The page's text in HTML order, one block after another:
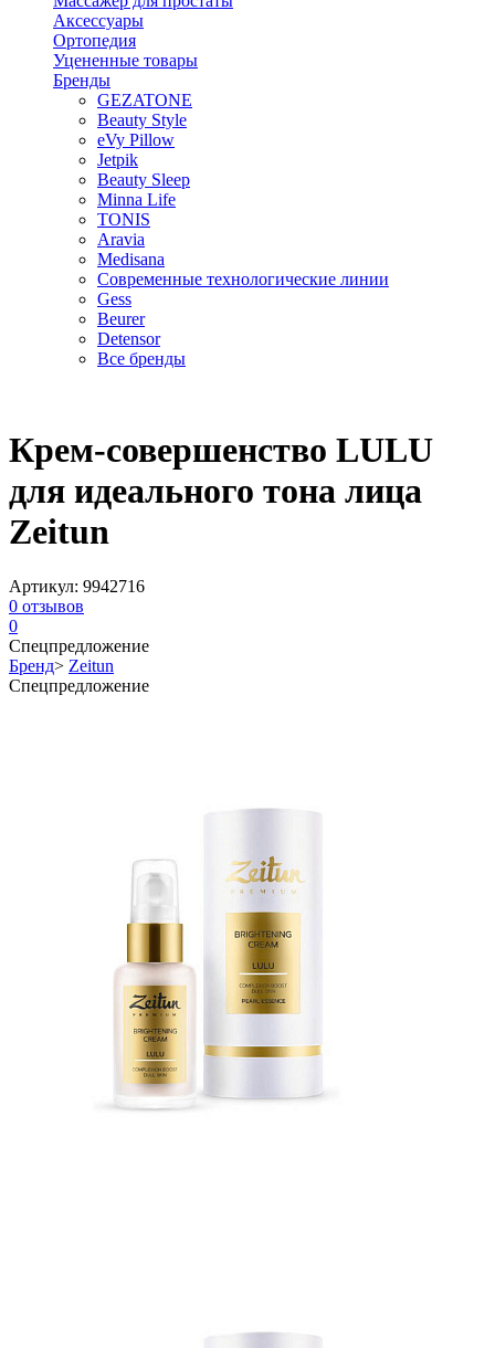
Аксессуары
Ортопедия
Уцененные товары
Бренды
GEZATONE
Beauty Style
eVy Pillow
Jetpik
Beauty Sleep
Minna Life
TONIS
Aravia
Medisana
Современные технологические линии
Gess
Beurer
Detensor
Все бренды
Крем-совершенство LULU
для идеального тона лица
Zeitun
Артикул: 9942716
0 отзывов
0
Спецпредложение
Бренд> Zeitun
Спецпредложение